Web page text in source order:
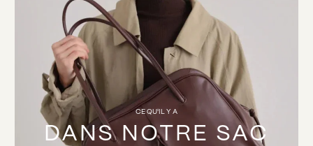
CE QU'IL Y A
DANS NOTRE SAC